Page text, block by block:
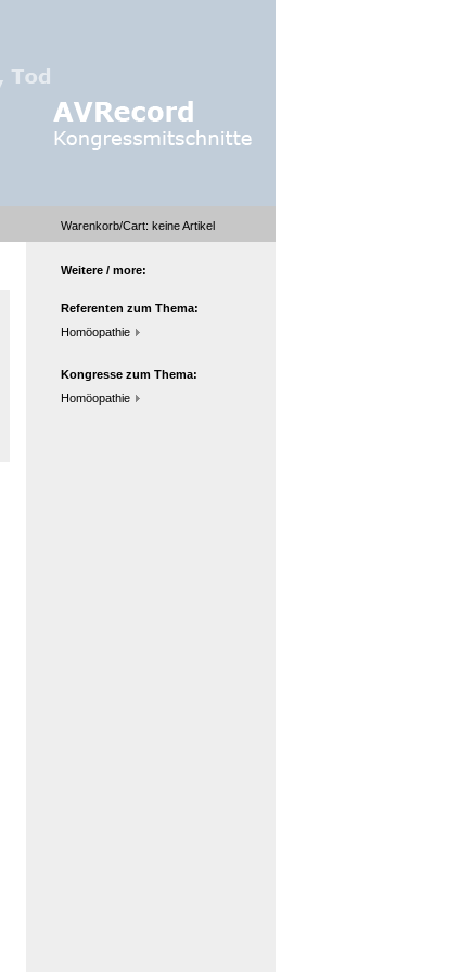
Warenkorb/Cart: keineArtikel
Weitere / more:
Referenten zum Thema:
Homöopathie
Kongresse zum Thema:
Homöopathie